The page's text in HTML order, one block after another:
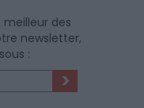
des
newsletter,
:
>